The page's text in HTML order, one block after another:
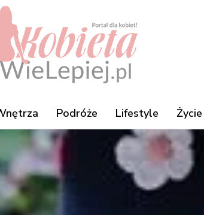
Podróże Lifestyle Życie